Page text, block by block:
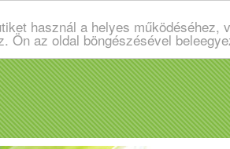
használ a helyes
Ön az oldal böngészésével